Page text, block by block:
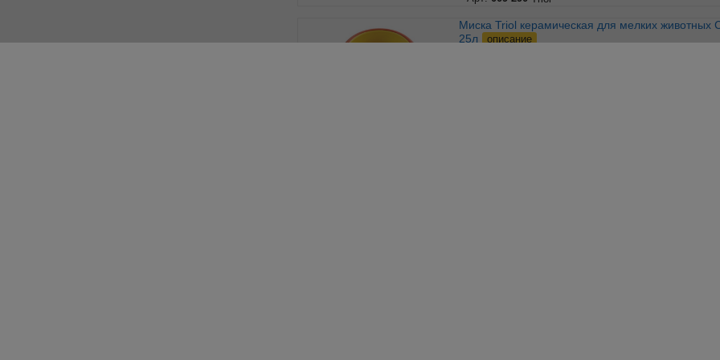
Миска Triol керамическая для мелких животных Сыр , 0,
25л
описание